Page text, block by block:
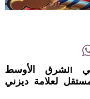
الشرق الأوسط
لعلامة ديزني